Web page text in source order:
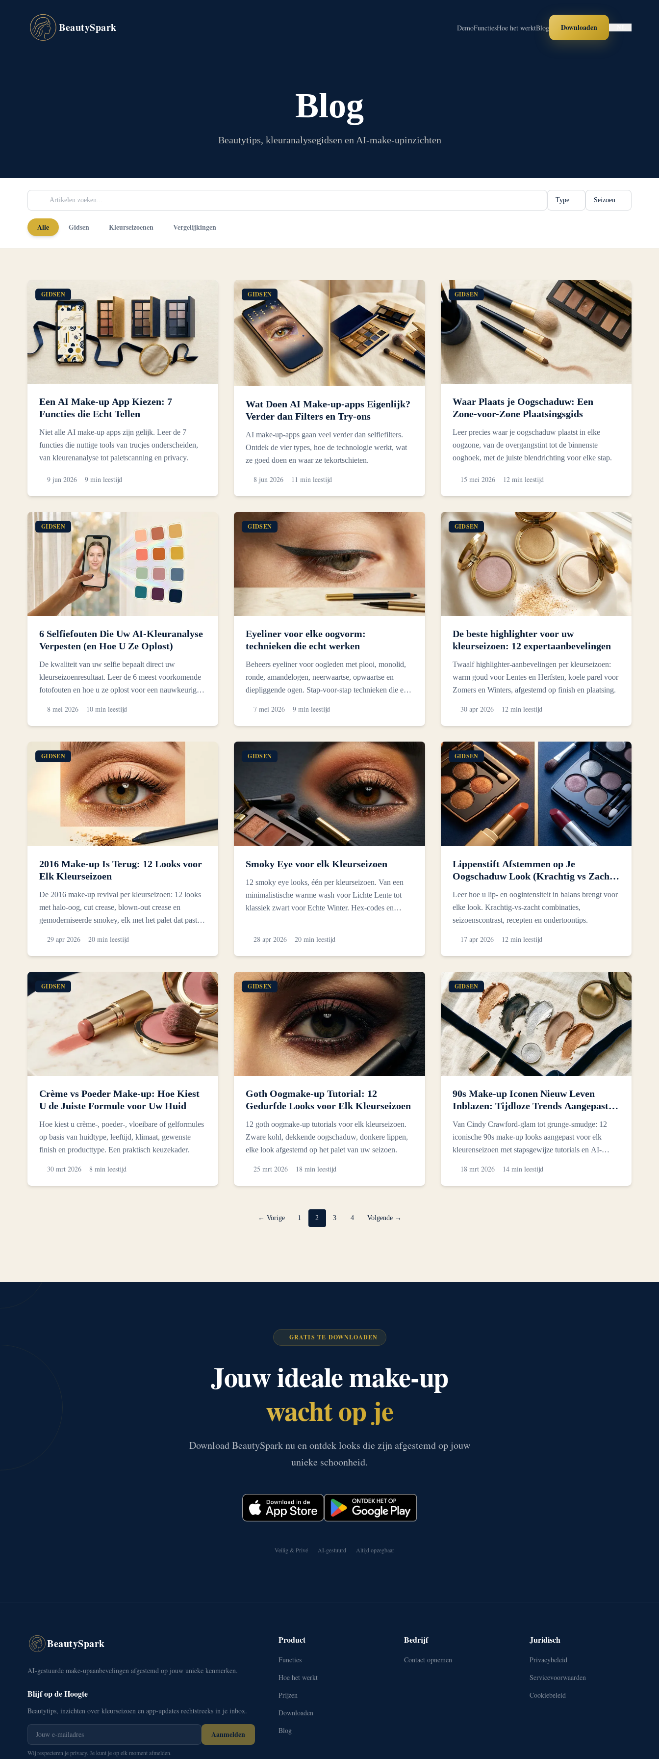
BeautySpark DemoFunctiesHoe het werktBlog Downloaden
Blog
Beautytips, kleuranalysegidsen en AI-make-upinzichten
Type Seizoen
Alle Gidsen Kleurseizoenen Vergelijkingen
GIDSEN
Een AI Make-up App Kiezen: 7
Functies die Echt Tellen
Niet alle AI make-up apps zijn gelijk. Leer de 7
functies die nuttige tools van trucjes onderscheiden,
van kleurenanalyse tot paletscanning en privacy.
9 jun 2026 9 min leestijd
GIDSEN
Wat Doen AI Make-up-apps Eigenlijk?
Verder dan Filters en Try-ons
AI make-up-apps gaan veel verder dan selfiefilters.
Ontdek de vier types, hoe de technologie werkt, wat
ze goed doen en waar ze tekortschieten.
8 jun 2026 11 min leestijd
GIDSEN
Waar Plaats je Oogschaduw: Een
Zone-voor-Zone Plaatsingsgids
Leer precies waar je oogschaduw plaatst in elke
oogzone, van de overgangstint tot de binnenste
ooghoek, met de juiste blendrichting voor elke stap.
15 mei 2026 12 min leestijd
GIDSEN
6 Selfiefouten Die Uw AI-Kleuranalyse
Verpesten (en Hoe U Ze Oplost)
De kwaliteit van uw selfie bepaalt direct uw
kleurseizoenresultaat. Leer de 6 meest voorkomende
fotofouten en hoe u ze oplost voor een nauwkeurige
8 mei 2026 10 min leestijd
GIDSEN
Eyeliner voor elke oogvorm:
technieken die echt werken
Beheers eyeliner voor oogleden met plooi, monolid,
ronde, amandelogen, neerwaartse, opwaartse en
diepliggende ogen. Stap-voor-stap technieken die echt
7 mei 2026 9 min leestijd
GIDSEN
De beste highlighter voor uw
kleurseizoen: 12 expertaanbevelingen
Twaalf highlighter-aanbevelingen per kleurseizoen:
warm goud voor Lentes en Herfsten, koele parel voor
Zomers en Winters, afgestemd op finish en plaatsing.
30 apr 2026 12 min leestijd
GIDSEN
2016 Make-up Is Terug: 12 Looks voor
Elk Kleurseizoen
De 2016 make-up revival per kleurseizoen: 12 looks
met halo-oog, cut crease, blown-out crease en
gemoderniseerde smokey, elk met het palet dat past
29 apr 2026 20 min leestijd
GIDSEN
Smoky Eye voor elk Kleurseizoen
12 smoky eye looks, één per kleurseizoen. Van een
minimalistische warme wash voor Lichte Lente tot
klassiek zwart voor Echte Winter. Hex-codes en
28 apr 2026 20 min leestijd
GIDSEN
Lippenstift Afstemmen op Je
Oogschaduw Look (Krachtig vs Zacht
Leer hoe u lip- en oogintensiteit in balans brengt voor
elke look. Krachtig-vs-zacht combinaties,
seizoenscontrast, recepten en ondertoontips.
17 apr 2026 12 min leestijd
GIDSEN
Crème vs Poeder Make-up: Hoe Kiest
U de Juiste Formule voor Uw Huid
Hoe kiest u crème-, poeder-, vloeibare of gelformules
op basis van huidtype, leeftijd, klimaat, gewenste
finish en producttype. Een praktisch keuzekader.
30 mrt 2026 8 min leestijd
GIDSEN
Goth Oogmake-up Tutorial: 12
Gedurfde Looks voor Elk Kleurseizoen
12 goth oogmake-up tutorials voor elk kleurseizoen.
Zware kohl, dekkende oogschaduw, donkere lippen,
elke look afgestemd op het palet van uw seizoen.
25 mrt 2026 18 min leestijd
GIDSEN
90s Make-up Iconen Nieuw Leven
Inblazen: Tijdloze Trends Aangepast
Van Cindy Crawford-glam tot grunge-smudge: 12
iconische 90s make-up looks aangepast voor elk
kleurenseizoen met stapsgewijze tutorials en AI-
18 mrt 2026 14 min leestijd
← Vorige 1 2 3 4 Volgende →
GRATIS TE DOWNLOADEN
Jouw ideale make-up
wacht op je
Download BeautySpark nu en ontdek looks die zijn afgestemd op jouw
unieke schoonheid.
Veilig & Privé AI-gestuurd Altijd opzegbaar
BeautySpark
AI-gestuurde make-upaanbevelingen afgestemd op jouw unieke kenmerken.
Blijf op de Hoogte
Beautytips, inzichten over kleurseizoen en app-updates rechtstreeks in je inbox.
Aanmelden
Wij respecteren je privacy. Je kunt je op elk moment afmelden.
Product
Functies
Hoe het werkt
Prijzen
Downloaden
Blog
Bedrijf
Contact opnemen
Juridisch
Privacybeleid
Servicevoorwaarden
Cookiebeleid